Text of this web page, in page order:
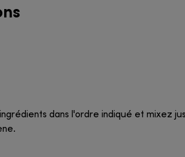
dans l'ordre indiqué et mixez